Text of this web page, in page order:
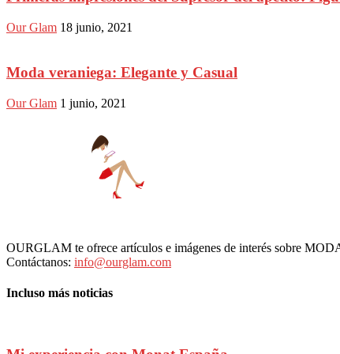
Our Glam 18 junio, 2021
Moda veraniega: Elegante y Casual
Our Glam 1 junio, 2021
OURGLAM te ofrece artículos e imágenes de interés sobre
Contáctanos: info@ourglam.com
Incluso más noticias